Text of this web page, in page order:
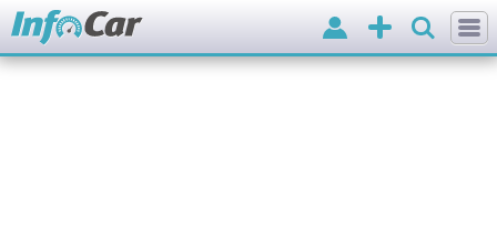
Додати
оголошення
Вхід